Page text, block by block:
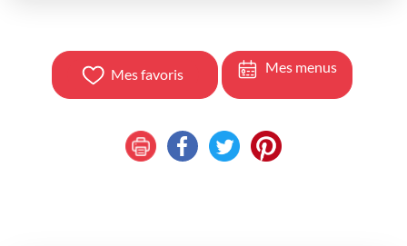
Mes favoris Mes menus